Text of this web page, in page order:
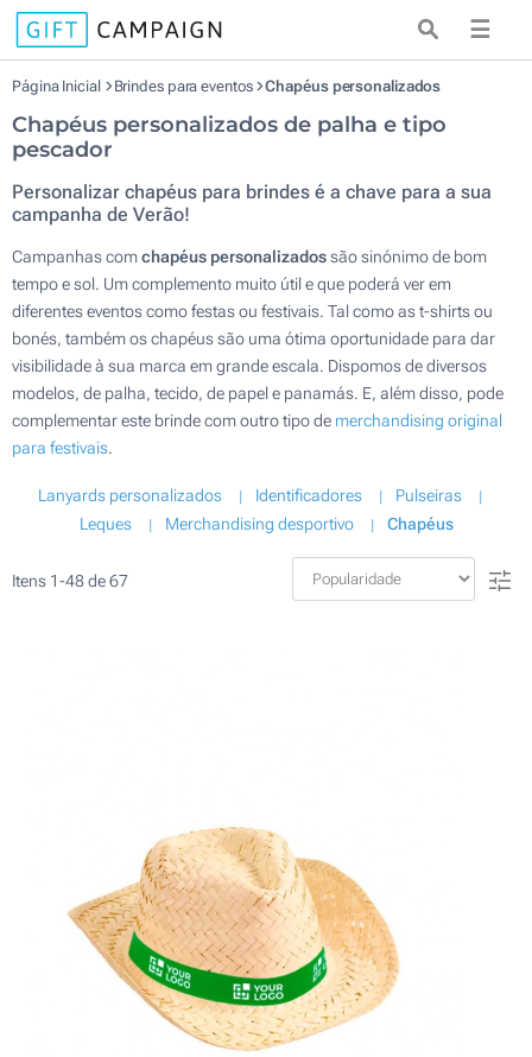
☰
Página Inicial Brindes para eventos Chapéus personalizados
Chapéus personalizados de palha e tipo
pescador
Personalizar chapéus para brindes é a chave para a sua
campanha de Verão!
Campanhas comchapéus personalizadossão sinónimo de bom
tempo e sol. Um complemento muito útil e que poderá ver em
diferentes eventos como festas ou festivais. Tal como as t-shirts ou
bonés, também os chapéus são uma ótima oportunidade para dar
visibilidade à sua marca em grande escala. Dispomos de diversos
modelos, de palha, tecido, de papel e panamás. E, além disso, pode
complementar este brinde com outro tipo de merchandising original
para festivais.
Lanyards personalizados Identificadores
Pulseiras
Leques
Merchandising desportivo Chapéus
Itens 1-48de67